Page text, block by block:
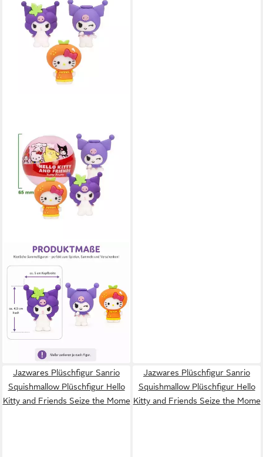
SANRIO
Spielfigur Hello Kitty and
Friends Tutty Frutty
Sammelfigur in Kapsel, 1
zufällig, (Spar-Set, 1-tlg),
Zufällige Gummifigur in
Kapsel, Motiv nicht wählbar
3,99 € UVP
-60%
lieferbar - in 4-5 Werktagen bei dir
Jazwares Plüschfigur Sanrio
Squishmallow Plüschfigur Hello
Kitty and Friends Seize the Mome
Jazwares Plüschfigur Sanrio
Squishmallow Plüschfigur Hello
Kitty and Friends Seize the Mome